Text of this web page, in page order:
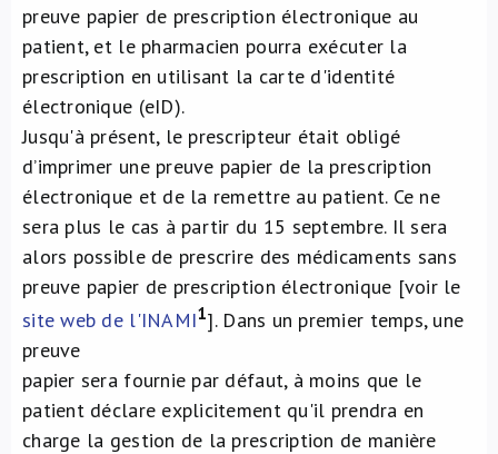
preuve papier de prescription électronique au
patient, et le pharmacien pourra exécuter la
prescription en utilisant la carte d'identité
électronique (eID).
Jusqu'à présent, le prescripteur était obligé
d’imprimer une preuve papier de la prescription
électronique et de la remettre au patient. Ce ne
sera plus le cas à partir du 15 septembre. Il sera
alors possible de prescrire des médicaments sans
preuve papier de prescription électronique [voir le
site web de l'INAMI1]. Dans un premier temps, une
preuve
papier sera fournie par défaut, à moins que le
patient déclare explicitement qu'il prendra en
charge la gestion de la prescription de manière